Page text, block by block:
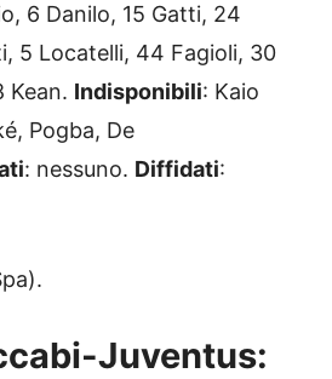
6 Danilo, 15 Gatti, 24
5 Locatelli, 44 Fagioli, 30
Kean. Indisponibili: Kaio
Pogba, De
: nessuno. Diffidati:
Juventus: